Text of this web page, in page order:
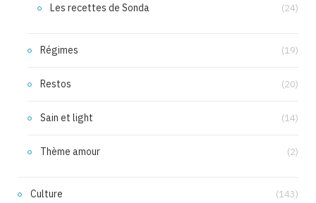
Les recettes de Sonda (24)
Régimes (19)
Restos (20)
Sain et light (14)
Thème amour (2)
Culture (143)